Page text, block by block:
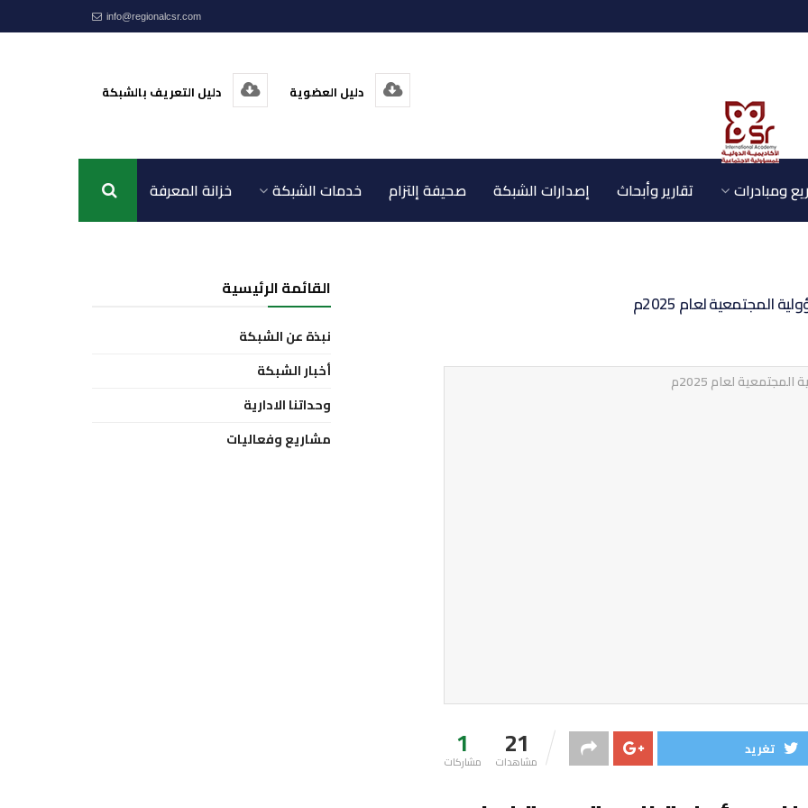
info@regionalcsr.com
دليل العضوية دليل التعريف بالشبكة
ومبادرات تقارير وأبحاث إصدارات الشبكة صحيفة إلتزام خدمات الشبكة خزانة المعرفة اتصل بنا
لعام 2025م
1
مشاركات 21
مشاهدات
تغريد
القائمة الرئيسية
نبذة عن الشبكة
أخبار الشبكة
وحداتنا الادارية
مشاريع وفعاليات